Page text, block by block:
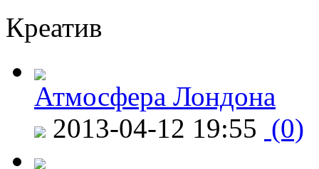
Креатив
Атмосфера Лондона
2013-04-12 19:55 (0)